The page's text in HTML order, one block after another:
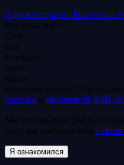
Администрация Наличные
Выбрать файл
Give
Get
Exchange
дней
часов
Нажимая кнопку
сервиса и политикой AML/
Мы используем файлы
сайт, вы соглашаетесь с